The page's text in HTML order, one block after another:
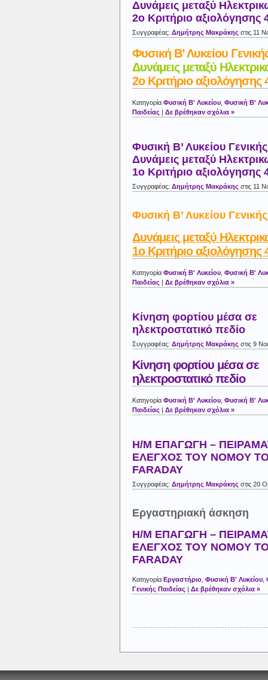
Δυνάμεις μεταξύ
2ο Κριτήριο αξιολόγησης
Συγγραφέας: Δημήτρης Μακράκης στις 11
Φυσική Β’ Λυκείου
Δυνάμεις μεταξύ
2ο Κριτήριο αξιολόγησης
Κατηγορία Φυσική Β' Λυκείου Φυσική Β'
Παιδείας | Δε βρέθηκαν σχόλια »
Φυσική Β’ Λυκείου
Δυνάμεις μεταξύ
1ο Κριτήριο αξιολόγησης
Συγγραφέας: Δημήτρης Μακράκης στις 11
Φυσική Β’ Λυκείου
Δυνάμεις μεταξύ
1ο Κριτήριο αξιολόγησης
Κατηγορία Φυσική Β' Λυκείου Φυσική Β'
Παιδείας | Δε βρέθηκαν σχόλια »
Κίνηση φορτίου μέσα σε
ηλεκτροστατικό πεδίο
Συγγραφέας: Δημήτρης Μακράκης στις 9
Κίνηση φορτίου μέσα σε
ηλεκτροστατικό πεδίο
Κατηγορία Φυσική Β' Λυκείου Φυσική Β'
Παιδείας | Δε βρέθηκαν σχόλια »
Η/Μ ΕΠΑΓΩΓΗ –
ΕΛΕΓΧΟΣ ΤΟΥ ΝΟΜΟΥ
FARADAY
Συγγραφέας: Δημήτρης Μακράκης στις 20
Εργαστηριακή άσκηση
Η/Μ ΕΠΑΓΩΓΗ –
ΕΛΕΓΧΟΣ ΤΟΥ ΝΟΜΟΥ
FARADAY
Κατηγορία Εργαστήριο Φυσική Β' Λυκείου
Γενικής Παιδείας
Δε βρέθηκαν σχόλια »